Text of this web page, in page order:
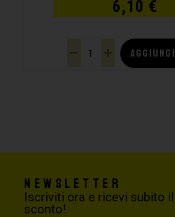
6,10 €
AGGIUNGI
Newsletter
Iscriviti ora e ricevi subito il
sconto!